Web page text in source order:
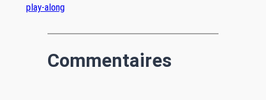
play-along
Commentaires